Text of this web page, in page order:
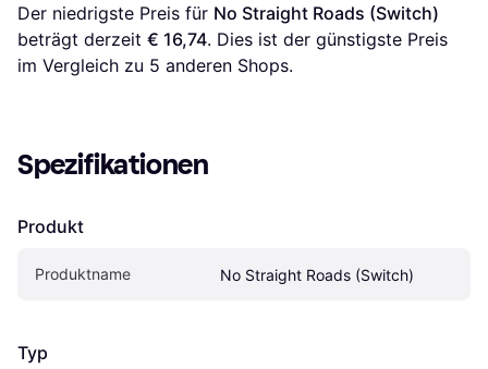
Der niedrigste Preis für No Straight Roads (Switch)
beträgt derzeit € 16,74. Dies ist der günstigste Preis
im Vergleich zu 5 anderen Shops.
Spezifikationen
Produkt
Produktname No Straight Roads (Switch)
Typ